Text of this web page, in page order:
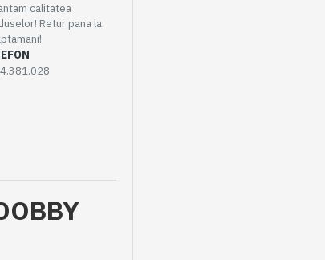
calitatea
Retur pana la